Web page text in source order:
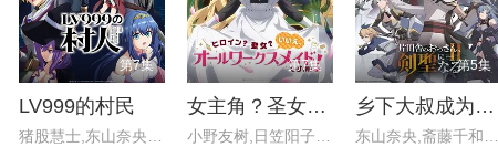
第7集
LV999的村民
猪股慧士,东山奈央,江头宏哉,岛
第7集
女主角？圣女？不，我是杂役女仆（自豪）
小野友树,日笠阳子,大久保瑠美,
第5集
乡下大叔成为剑圣 第二季
东山奈央,斋藤千和,平田广明,石